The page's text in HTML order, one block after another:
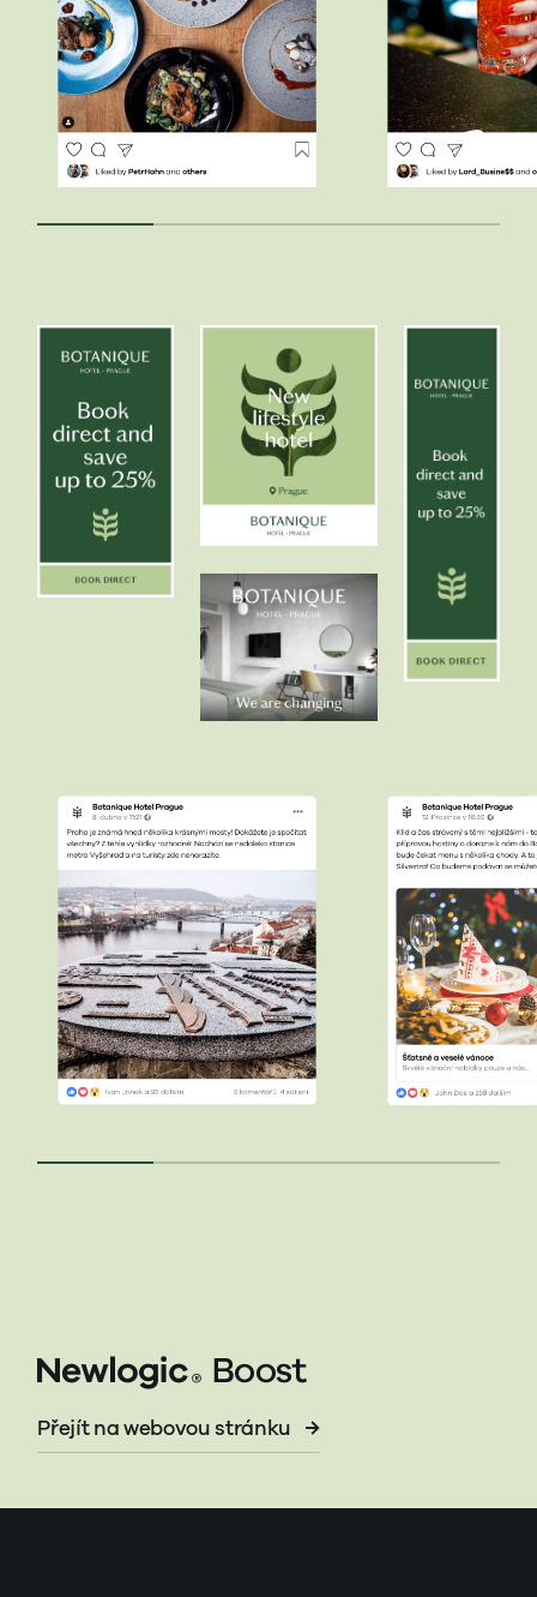
Přejít na webovou stránku